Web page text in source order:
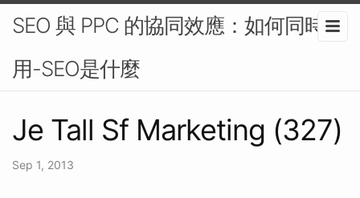
SEO 與 PPC 的協同效應：如何同時使
用-SEO是什麼
Je Tall Sf Marketing (327)
Sep 1, 2013